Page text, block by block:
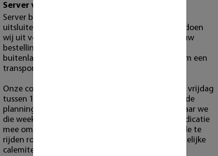
Server verzending
Server bestellingen en grote orders bezorgen wij
uitsluitend zelf via onze eigen bezorgservice. Dit doen
wij uit voorzorgsmaatregel ter bescherming van uw
bestelling. Alleen op hoge uitzondering of bij
buitenlandse bestellingen zijn wij genoodzaakt om een
transportdienst te gebruiken.
Onze collega bezorgt elke week op donderdag en vrijdag
tussen 11:00 en 18:00 uur. Hiervoor verzenden wij de
planning de woensdag ervoor naar alle klanten waar we
die week bezorgen. Wij geven echter
tijds indicatie
mee omdat er te veel variablen meespelen zoals de te
rijden route, het verkeer, het weer, of andere dergelijke
calemiteiten.